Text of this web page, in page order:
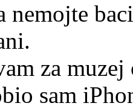
nemojte
za
sam